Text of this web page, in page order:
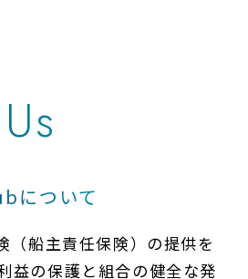
について
（船主責任保険）の提供を
益の保護と組合の健全な発